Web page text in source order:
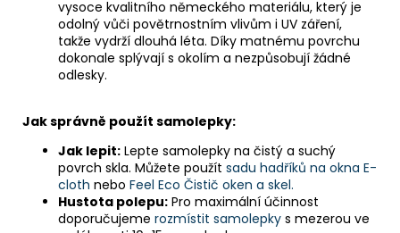
vysoce kvalitního německého materiálu, který je
odolný vůči povětrnostním vlivům i UV záření,
takže vydrží dlouhá léta. Díky matnému povrchu
dokonale splývají s okolím a nezpůsobují žádné
odlesky.
Jak správně použít samolepky:
Jak lepit: Lepte samolepky na čistý a suchý
povrch skla. Můžete použít sadu hadříků na okna E-
cloth nebo Feel Eco Čistič oken a skel.
Hustota polepu: Pro maximální účinnost
doporučujeme rozmístit samolepky s mezerou ve